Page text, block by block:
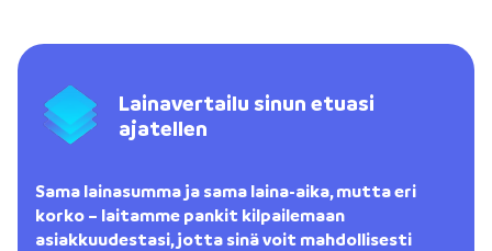
Lainavertailu sinun etuasi
ajatellen
Sama lainasumma ja sama laina-aika, mutta eri
korko – laitamme pankit kilpailemaan
asiakkuudestasi, jotta sinä voit mahdollisesti